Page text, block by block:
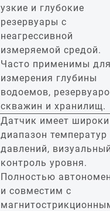
узкие и глубокие
резервуары с
неагрессивной
измеряемой средой.
Часто применимы
измерения глубины
водоемов,
скважин и хранилищ.
Датчик имеет
диапазон температур
давлений,
контроль уровня.
Полностью
и совместим с